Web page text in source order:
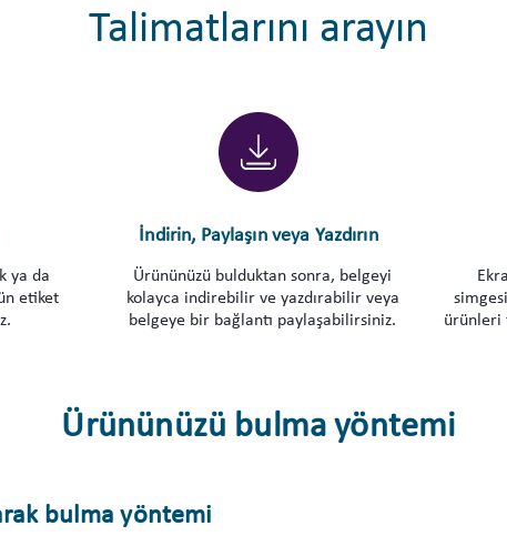
Talimatlarını arayın
ya da
etiket
İndirin, Paylaşın veya Yazdırın
Ürününüzü bulduktan sonra, belgeyi
kolayca indirebilir ve yazdırabilir veya
belgeye bir bağlantı paylaşabilirsiniz.
ürünleri
Ürününüzü bulma yöntemi
bulma yöntemi